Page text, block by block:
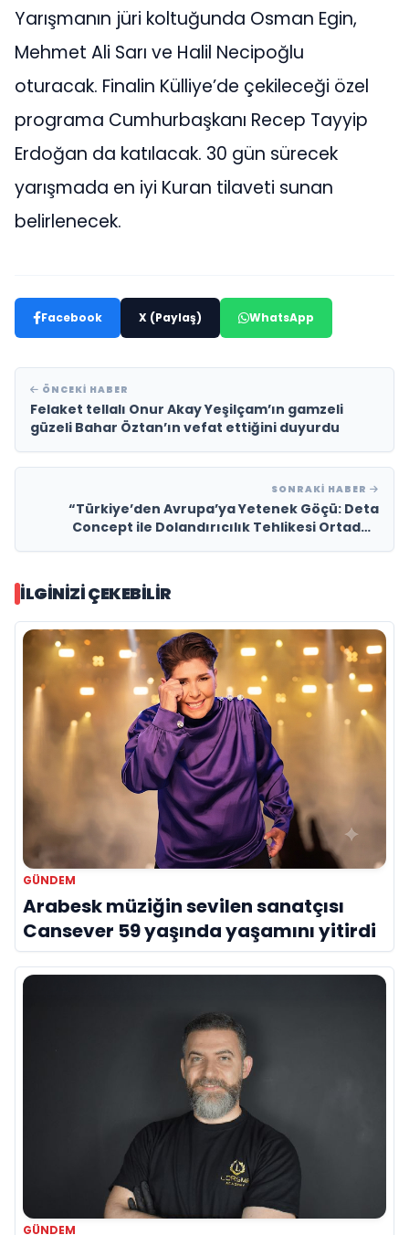
Yarışmanın jüri koltuğunda Osman Egin,
Mehmet Ali Sarı ve Halil Necipoğlu
oturacak. Finalin Külliye’de çekileceği özel
programa Cumhurbaşkanı Recep Tayyip
Erdoğan da katılacak. 30 gün sürecek
yarışmada en iyi Kuran tilaveti sunan
belirlenecek.
Facebook X (Paylaş) WhatsApp
ÖNCEKI HABER
Felaket tellalı Onur Akay Yeşilçam’ın gamzeli
güzeli Bahar Öztan’ın vefat ettiğini duyurdu
SONRAKI HABER
“Türkiye’den Avrupa’ya Yetenek Göçü: Deta
Concept ile Dolandırıcılık Tehlikesi Ortadan
İLGINIZI ÇEKEBILIR
GÜNDEM
Arabesk müziğin sevilen sanatçısı
Cansever 59 yaşında yaşamını yitirdi
GÜNDEM